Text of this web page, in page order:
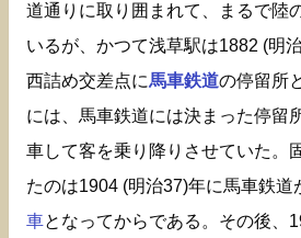
道通りに取り囲まれて、まるで陸
いるが、かつて浅草駅は1882 (明
西詰め交差点に馬車鉄道の停留所
には、馬車鉄道には決まった停留
車して客を乗り降りさせていた。
たのは1904 (明治37)年に馬車鉄道
車となってからである。その後、